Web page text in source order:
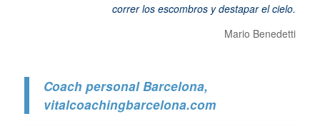
correr los escombros y destapar el cielo.
Mario Benedetti
Coach personal Barcelona,
vitalcoachingbarcelona.com